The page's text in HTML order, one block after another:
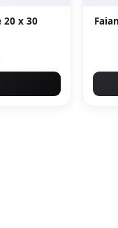
Faianta Living Alava Blue 20 x 30